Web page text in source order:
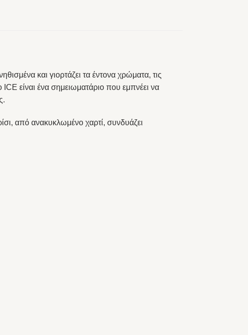
και γιορτάζει τα έντονα χρώματα, τις
είναι ένα σημειωματάριο που εμπνέει να
από ανακυκλωμένο χαρτί, συνδυάζει